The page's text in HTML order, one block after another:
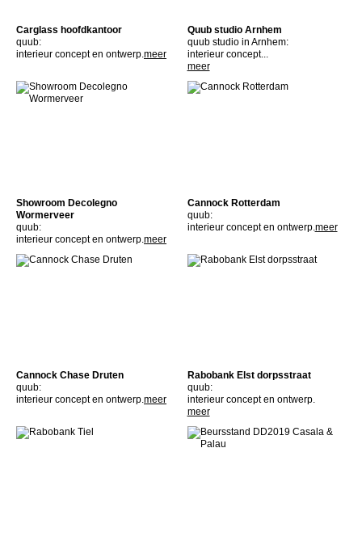
Carglass hoofdkantoor
quub:
interieur concept en ontwerp.meer
Quub studio Arnhem
quub studio in Arnhem:
interieur concept...
meer
Showroom Decolegno
Wormerveer
quub:
interieur concept en ontwerp. meer
Cannock Rotterdam
quub:
interieur concept en ontwerp. meer
Cannock Chase Druten
quub:
interieur concept en ontwerp.meer
Rabobank Elst dorpsstraat
quub:
interieur concept en ontwerp.
meer